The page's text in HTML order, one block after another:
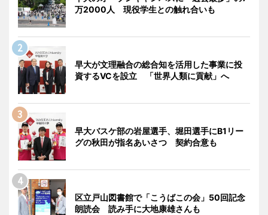
万2000人 現役学生との触れ合いも
早大が文理融合の総合知を活用した事業に投
資するVCを設立 「世界人類に貢献」へ
早大バスケ部の岩屋選手、堀田選手にB1リー
グの秋田が指名あいさつ 契約合意も
区立戸山図書館で「こうばこの会」50回記念
朗読会 読み手に大地康雄さんも